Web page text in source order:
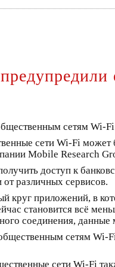
сетям Wi-Fi
сети Wi-Fi может
Mobile Research
доступ к
различных сервисов.
круг приложений, в
становится всё
соединения, данные
сетям Wi-
сети Wi-Fi